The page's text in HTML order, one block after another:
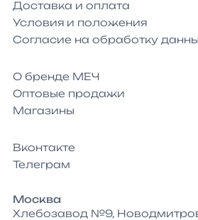
Доставка и оплата
Условия и положения
Согласие на обработку
О бренде МЕЧ
Оптовые продажи
Магазины
Вконтакте
Телеграм
Москва
Хлебозавод №9,